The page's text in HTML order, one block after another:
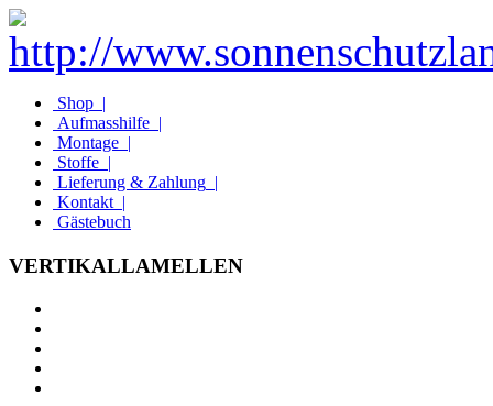
Shop |
Aufmasshilfe |
Montage |
Stoffe |
Lieferung & Zahlung |
Kontakt |
Gästebuch
VERTIKALLAMELLEN